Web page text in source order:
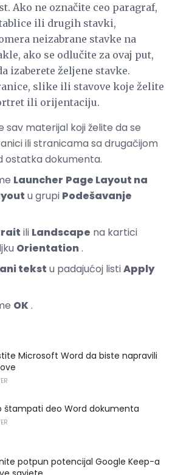
Ako ne označite ceo paragraf,
ili drugih stavki,
neizabrane stavke na
ako se odlučite za ovaj put,
izaberete željene stavke.
slike ili stavove koje želite
ili orijentaciju.
sav materijal koji želite da se
ili stranicama sa drugačijom
ostatka dokumenta.
Launcher Page Layout na
u grupi Podešavanje
ili Landscape na kartici
Orientation.
tekst u padajućoj listiApply
OK.
Microsoft Word da biste napravili
štampati deo Word dokumenta
potpun potencijal Google Keep-a